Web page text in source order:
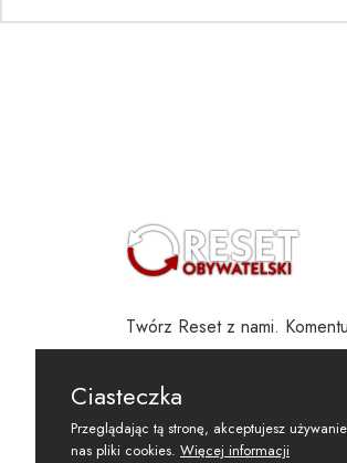
Twórz Reset z nami.
i wspieraj
Ciasteczka
Przeglądając tą stronę, akceptujesz
nas pliki cookies. Więcej informacji